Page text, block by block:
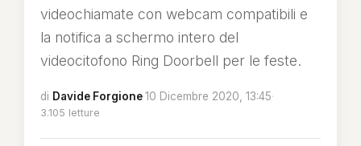
videochiamate con webcam compatibili e
la notifica a schermo intero del
videocitofono Ring Doorbell per le feste.
di Davide Forgione·10 Dicembre 2020, 13:45·
3.105 letture